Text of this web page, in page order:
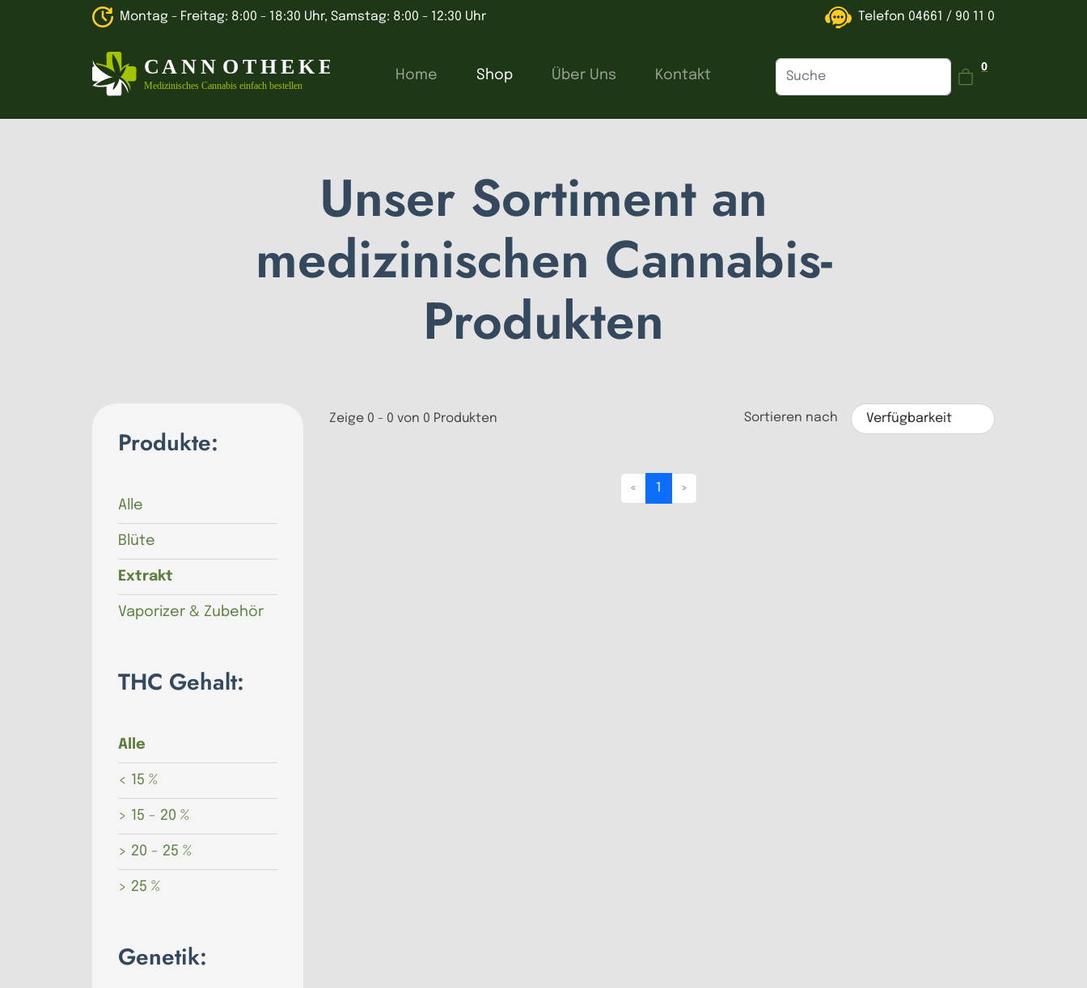
Montag - Freitag: 8:00 - 18:30 Uhr, Samstag: 8:00 - 12:30 Uhr Telefon 04661 / 90 11 0
Home Shop Über Uns Kontakt
0Dein Warenkorb
Unser Sortiment an
medizinischen Cannabis-
Produkten
Produkte:
Alle
Blüte
Extrakt
Vaporizer & Zubehör
THC Gehalt:
Alle
< 15 %
> 15 - 20 %
> 20 - 25 %
> 25 %
Genetik:
Zeige 0 - 0 von 0 Produkten Sortieren nach
« 1 »